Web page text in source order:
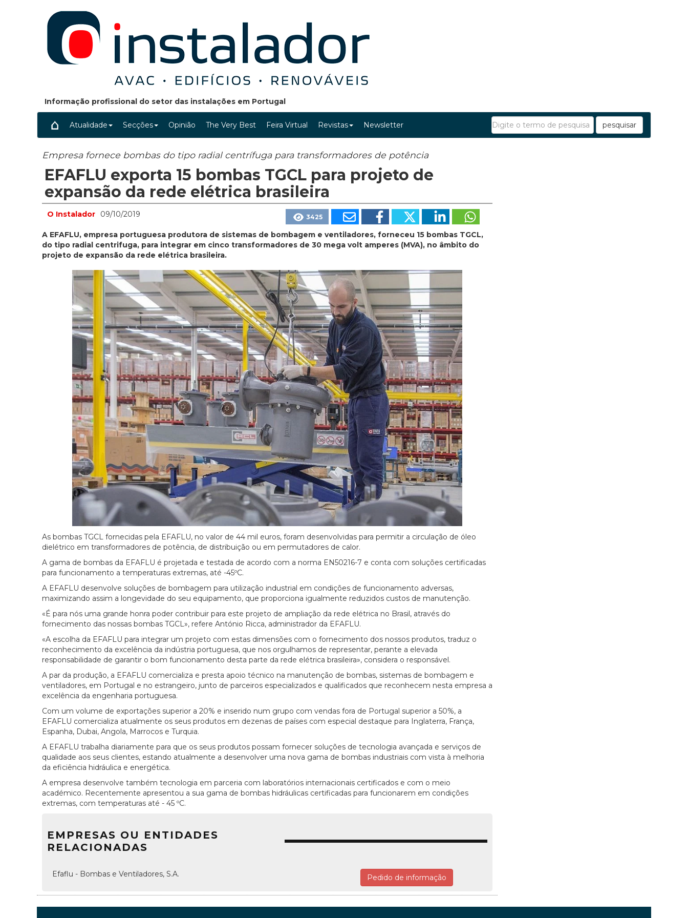
Informação profissional do setor das instalações em Portugal
Atualidade Secções Opinião The Very Best Feira Virtual Revistas Newsletter pesquisar
Empresa fornece bombas do tipo radial centrífuga para transformadores de potência
EFAFLU exporta 15 bombas TGCL para projeto de
expansão da rede elétrica brasileira
O Instalador 09/10/2019 3425
A EFAFLU, empresa portuguesa produtora de sistemas de bombagem e ventiladores, forneceu 15 bombas TGCL,
do tipo radial centrifuga, para integrar em cinco transformadores de 30 mega volt amperes (MVA), no âmbito do
projeto de expansão da rede elétrica brasileira.
As bombas TGCL fornecidas pela EFAFLU, no valor de 44 mil euros, foram desenvolvidas para permitir a circulação de óleo
dielétrico em transformadores de potência, de distribuição ou em permutadores de calor.
A gama de bombas da EFAFLU é projetada e testada de acordo com a norma EN50216-7 e conta com soluções certificadas
para funcionamento a temperaturas extremas, até -45ºC.
A EFAFLU desenvolve soluções de bombagem para utilização industrial em condições de funcionamento adversas,
maximizando assim a longevidade do seu equipamento, que proporciona igualmente reduzidos custos de manutenção.
«É para nós uma grande honra poder contribuir para este projeto de ampliação da rede elétrica no Brasil, através do
fornecimento das nossas bombas TGCL», refere António Ricca, administrador da EFAFLU.
«A escolha da EFAFLU para integrar um projeto com estas dimensões com o fornecimento dos nossos produtos, traduz o
reconhecimento da excelência da indústria portuguesa, que nos orgulhamos de representar, perante a elevada
responsabilidade de garantir o bom funcionamento desta parte da rede elétrica brasileira», considera o responsável.
A par da produção, a EFAFLU comercializa e presta apoio técnico na manutenção de bombas, sistemas de bombagem e
ventiladores, em Portugal e no estrangeiro, junto de parceiros especializados e qualificados que reconhecem nesta empresa a
excelência da engenharia portuguesa.
Com um volume de exportações superior a 20% e inserido num grupo com vendas fora de Portugal superior a 50%, a
EFAFLU comercializa atualmente os seus produtos em dezenas de países com especial destaque para Inglaterra, França,
Espanha, Dubai, Angola, Marrocos e Turquia.
A EFAFLU trabalha diariamente para que os seus produtos possam fornecer soluções de tecnologia avançada e serviços de
qualidade aos seus clientes, estando atualmente a desenvolver uma nova gama de bombas industriais com vista à melhoria
da eficiência hidráulica e energética.
A empresa desenvolve também tecnologia em parceria com laboratórios internacionais certificados e com o meio
académico. Recentemente apresentou a sua gama de bombas hidráulicas certificadas para funcionarem em condições
extremas, com temperaturas até - 45 ºC.
EMPRESAS OU ENTIDADES
RELACIONADAS
Efaflu - Bombas e Ventiladores, S.A. Pedido de informação